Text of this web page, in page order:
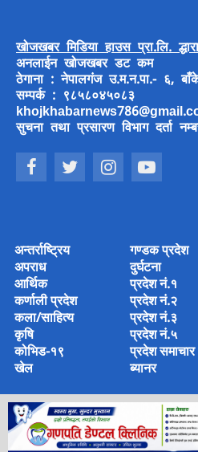
खोजखबर मिडिया हाउस प्रा.लि.
अनलाईन खोजखबर डट कम
ठेगाना : नेपालगंज उ.म.न.पा.- ६,
सम्पर्क : ९८५८०४५०८३
सुचना तथा प्रसारण विभाग दर्ता
अन्तर्राष्ट्रिय
अपराध
आर्थिक
कर्णाली प्रदेश
कला/साहित्य
कृषि
कोभिड-१९
खेल
गण्डक प्रदेश
दुर्घटना
प्रदेश नं.१
प्रदेश नं.२
प्रदेश नं.३
प्रदेश नं.५
प्रदेश समाचार
ब्यानर
© 2022 Copyright © 2022 khoj khabar